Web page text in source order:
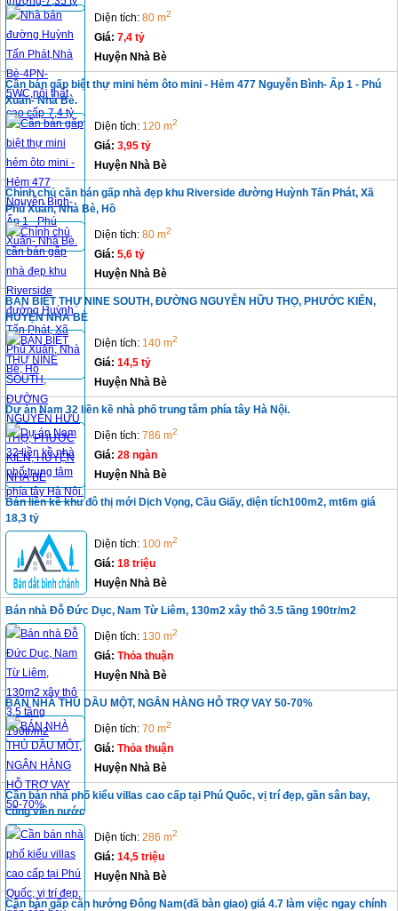
Diện tích: 80 m2
Giá: 7,4 tỷ
Huyện Nhà Bè
Cần bán gấp biệt thự mini hẻm ôto mini - Hẻm 477 Nguyễn Bình- Ấp 1 - Phú
Xuân- Nhà Bè.
Diện tích: 120 m2
Giá: 3,95 tỷ
Huyện Nhà Bè
Chính chủ cần bán gấp nhà đẹp khu Riverside đường Huỳnh Tấn Phát, Xã
Phú Xuân, Nhà Bè, Hồ
Diện tích: 80 m2
Giá: 5,6 tỷ
Huyện Nhà Bè
BÁN BIỆT THỰ NINE SOUTH, ĐƯỜNG NGUYỄN HỮU THỌ, PHƯỚC KIỂN,
HUYỆN NHÀ BÈ
Diện tích: 140 m2
Giá: 14,5 tỷ
Huyện Nhà Bè
Dự án Nam 32 liền kề nhà phố trung tâm phía tây Hà Nội.
Diện tích: 786 m2
Giá: 28 ngàn
Huyện Nhà Bè
Bán liền kề khu đô thị mới Dịch Vọng, Cầu Giấy, diện tích100m2, mt6m giá
18,3 tỷ
Diện tích: 100 m2
Giá: 18 triệu
Huyện Nhà Bè
Bán nhà Đỗ Đức Dục, Nam Từ Liêm, 130m2 xây thô 3.5 tầng 190tr/m2
Diện tích: 130 m2
Giá: Thỏa thuận
Huyện Nhà Bè
BÁN NHÀ THỦ DẦU MỘT, NGÂN HÀNG HỖ TRỢ VAY 50-70%
Diện tích: 70 m2
Giá: Thỏa thuận
Huyện Nhà Bè
Cần bán nhà phố kiểu villas cao cấp tại Phú Quốc, vị trí đẹp, gần sân bay,
công viên nước
Diện tích: 286 m2
Giá: 14,5 triệu
Huyện Nhà Bè
Cần bán gấp căn hướng Đông Nam(đã bàn giao) giá 4.7 làm việc ngay chính